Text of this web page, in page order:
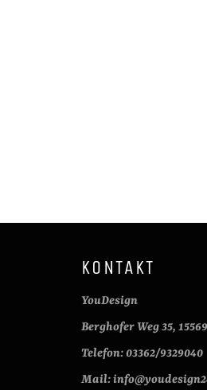
KONTAKT
YouDesign
Berghofer Weg 35,
Telefon: 03362/9329040
Mail: